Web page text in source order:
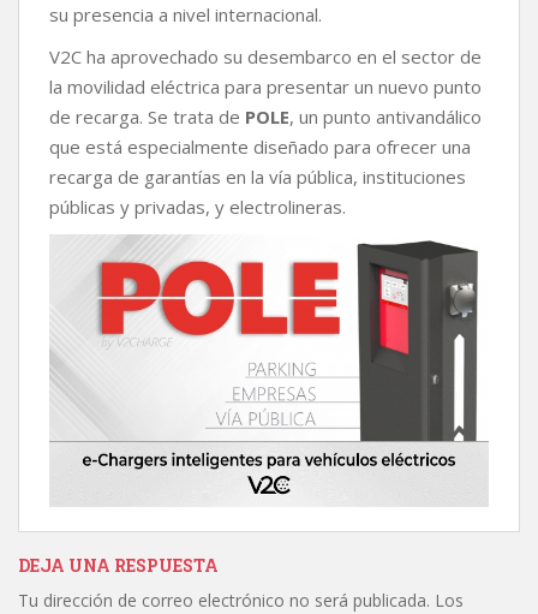
su presencia a nivel internacional.
V2C ha aprovechado su desembarco en el sector de
la movilidad eléctrica para presentar un nuevo punto
de recarga. Se trata de POLE, un punto antivandálico
que está especialmente diseñado para ofrecer una
recarga de garantías en la vía pública, instituciones
públicas y privadas, y electrolineras.
DEJA UNA RESPUESTA
Tu dirección de correo electrónico no será publicada. Los